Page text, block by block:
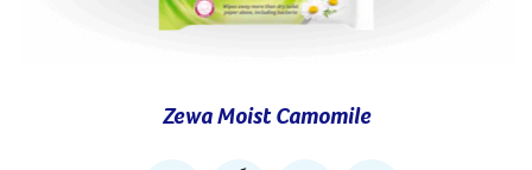
Zewa Moist Camomile